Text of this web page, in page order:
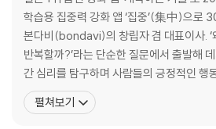
원칙 3_예외를 두지 않는다
사실 1 중간에 쉬면 포기하는 비율이 급상승한
실천 전략 1 ‘대신 행동’이 승부를 가른다
실천 전략 2 일수 리셋 규칙: 무너지기 전에
학습용 집중력 강화 앱 ‘집중’(集中)으로
본다비(bondavi)의 창립자 겸 대표이사. ‘왜 사람들은 작심삼일을
반복할까?’라는 단순한 질문에서 출발해
간 심리를 탐구하며 사람들의 긍정적인 행
개발에 몰두해왔다. 2016년 출시한 ‘계속
인 ‘집중’은 모두 광고 없이 전 연령 무료로
펼쳐보기